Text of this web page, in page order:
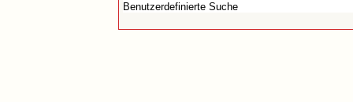
Benutzerdefinierte Suche